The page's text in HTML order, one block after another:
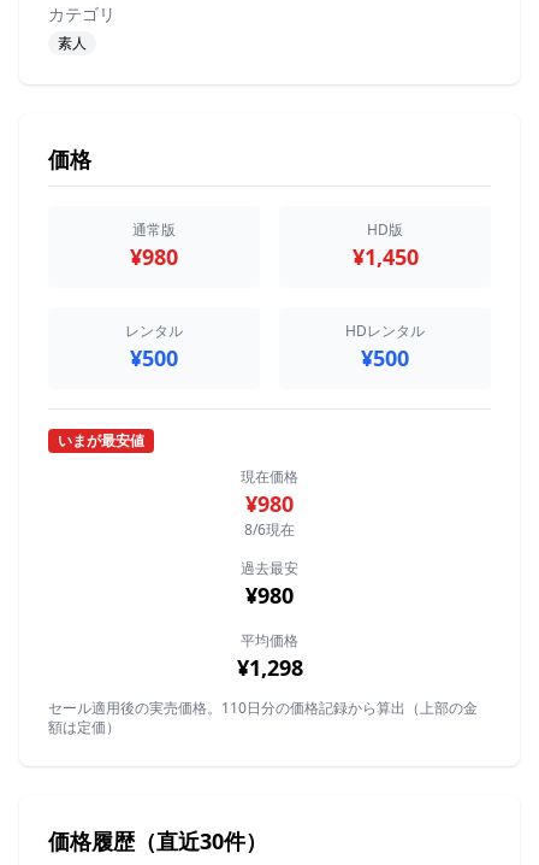
カテゴリ
素人
価格
通常版
¥980
HD版
¥1,450
レンタル
¥500
HDレンタル
¥500
いまが最安値
現在価格
¥980
8/6現在
過去最安
¥980
平均価格
¥1,298
セール適用後の実売価格。110日分の価格記録から算出（上部の金
額は定価）
価格履歴（直近30件）